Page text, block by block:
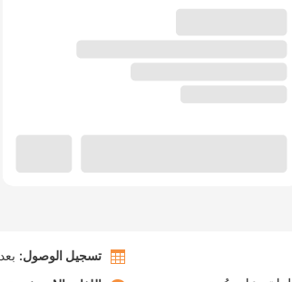
تسجيل الوصول: بعد 14:00